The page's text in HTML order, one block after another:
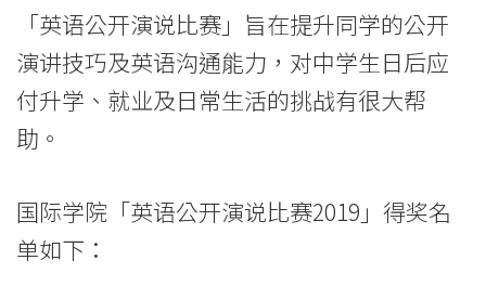
「英语公开演说比赛」旨在提升同学的公开
演讲技巧及英语沟通能力，对中学生日后应
付升学、就业及日常生活的挑战有很大帮
助。
国际学院「英语公开演说比赛2019」得奖名
单如下：